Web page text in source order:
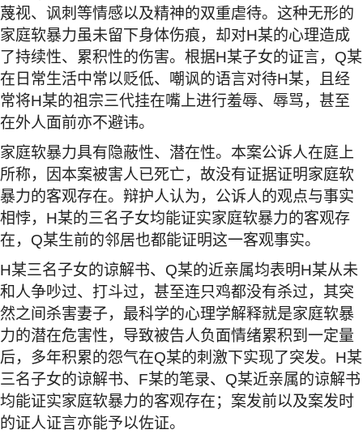
蔑视、讽刺等情感以及精神的双重虐待。这种无形的
家庭软暴力虽未留下身体伤痕，却对H某的心理造成
了持续性、累积性的伤害。根据H某子女的证言， Q某
在日常生活中常以贬低、嘲讽的语言对待H某，且经
常将H某的祖宗三代挂在嘴上进行羞辱、辱骂，甚至
在外人面前亦不避讳。
家庭软暴力具有隐蔽性、潜在性。本案公诉人在庭上
所称，因本案被害人已死亡，故没有证据证明家庭软
暴力的客观存在。辩护人认为，公诉人的观点与事实
相悖， H某的三名子女均能证实家庭软暴力的客观存
在， Q某生前的邻居也都能证明这一客观事实。
H某三名子女的谅解书、 Q某的近亲属均表明H某从未
和人争吵过、打斗过，甚至连只鸡都没有杀过，其突
然之间杀害妻子，最科学的心理学解释就是家庭软暴
力的潜在危害性，导致被告人负面情绪累积到一定量
后，多年积累的怨气在Q某的刺激下实现了突发。 H某
三名子女的谅解书、 F某的笔录、 Q某近亲属的谅解书
均能证实家庭软暴力的客观存在；案发前以及案发时
的证人证言亦能予以佐证。